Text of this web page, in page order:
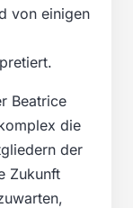
von einigen
Beatrice
die
der
Zukunft